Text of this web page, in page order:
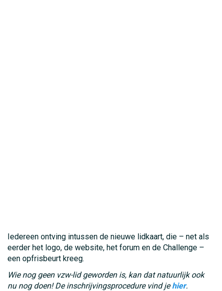
Iedereen ontving intussen de nieuwe lidkaart, die – net als
eerder het logo, de website, het forum en de Challenge –
een opfrisbeurt kreeg.
Wie nog geen vzw-lid geworden is, kan dat natuurlijk ook
nu nog doen! De inschrijvingsprocedure vind jehier.